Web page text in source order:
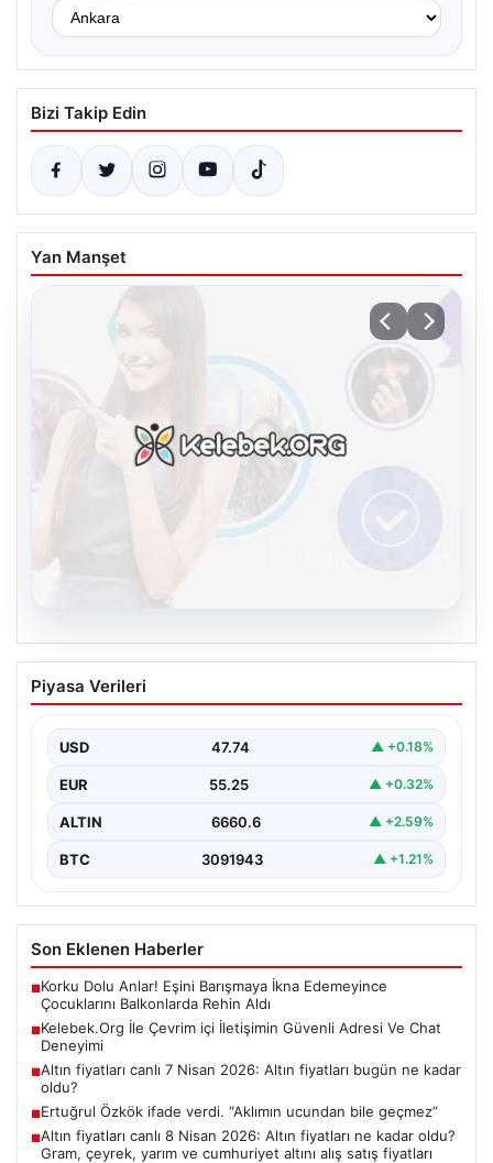
Bizi Takip Edin
Yan Manşet
Kelebek.Org İle Çevrim içi İletişimin
Güvenli Adresi Ve Chat Deneyimi
kurması büyük bir hassasiyet ifade etmektedir.
Güncel…
Piyasa Verileri
USD 47.74 ▲ +0.18%
EUR 55.25 ▲ +0.32%
ALTIN 6660.6 ▲ +2.59%
BTC 3091943 ▲ +1.21%
Son Eklenen Haberler
■Korku Dolu Anlar! Eşini Barışmaya İkna Edemeyince
Çocuklarını Balkonlarda Rehin Aldı
■Kelebek.Org İle Çevrim içi İletişimin Güvenli Adresi Ve Chat
Deneyimi
■Altın fiyatları canlı 7 Nisan 2026: Altın fiyatları bugün ne kadar
oldu?
■Ertuğrul Özkök ifade verdi. “Aklımın ucundan bile geçmez”
■Altın fiyatları canlı 8 Nisan 2026: Altın fiyatları ne kadar oldu?
Gram, çeyrek, yarım ve cumhuriyet altını alış satış fiyatları